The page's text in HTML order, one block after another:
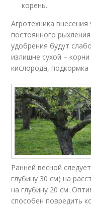
корень.
Агротехника
постоянного
удобрения будут
излишне сухой –
кислорода,
Ранней весной
глубину 30 см) на
на глубину 20 см.
способен повредить